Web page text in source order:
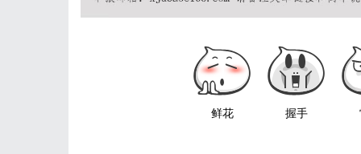
鲜花 握手